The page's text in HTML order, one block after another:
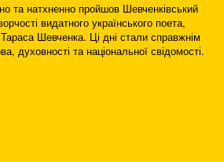
та натхненно пройшов Шевченківський
видатного українського поета,
Шевченка. Ці дні стали справжнім
духовності та національної свідомості.